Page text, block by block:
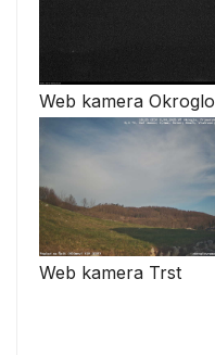
Web kamera Okroglo
Web kamera Trst